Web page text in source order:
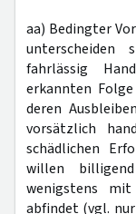
aa) Bedingter
unterscheiden
fahrlässig
erkannten
deren
vorsätzlich
schädlichen
willen
wenigstens mit
abfindet (vgl.